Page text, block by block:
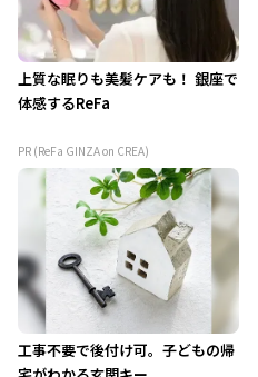
上質な眠りも美髪ケアも！ 銀座で
体感するReFa
PR (ReFa GINZA on CREA)
工事不要で後付け可。子どもの帰